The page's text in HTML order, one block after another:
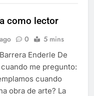
como lector
0 5 mins
Enderle De
me pregunto:
cuando
obra de arte? La